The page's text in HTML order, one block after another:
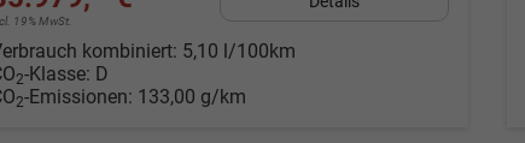
19% MwSt.
kombiniert: 5,10 l/100km
2-Klasse: D
2-Emissionen: 133,00 g/km